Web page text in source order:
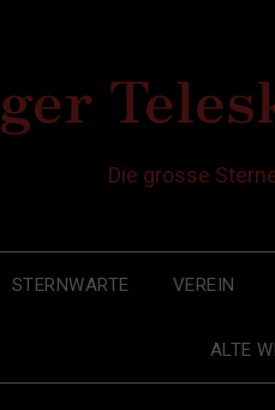
Die grosse
STERNWARTE VEREIN
ALTE